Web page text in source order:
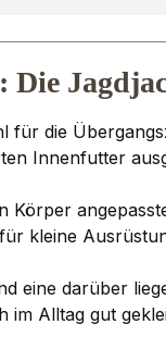
Die
die
Innenfutter
Körper
kleine
eine darüber
Alltag gut